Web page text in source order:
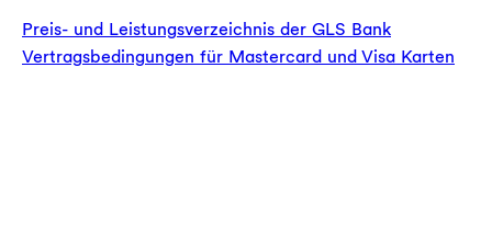
Preis- und Leistungsverzeichnis der GLS Bank
Vertragsbedingungen für Mastercard und Visa Karten